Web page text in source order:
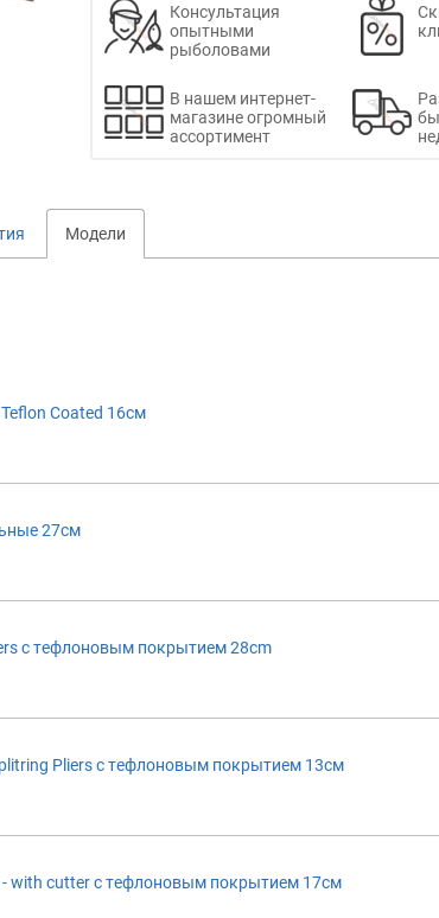
Консультация
опытными
рыболовами
В нашем интернет-
магазине огромный
ассортимент
Модели
Coated 16см
27см
с тефлоновым покрытием 28cm
Pliers с тефлоновым покрытием 13см
with cutter с тефлоновым покрытием 17см